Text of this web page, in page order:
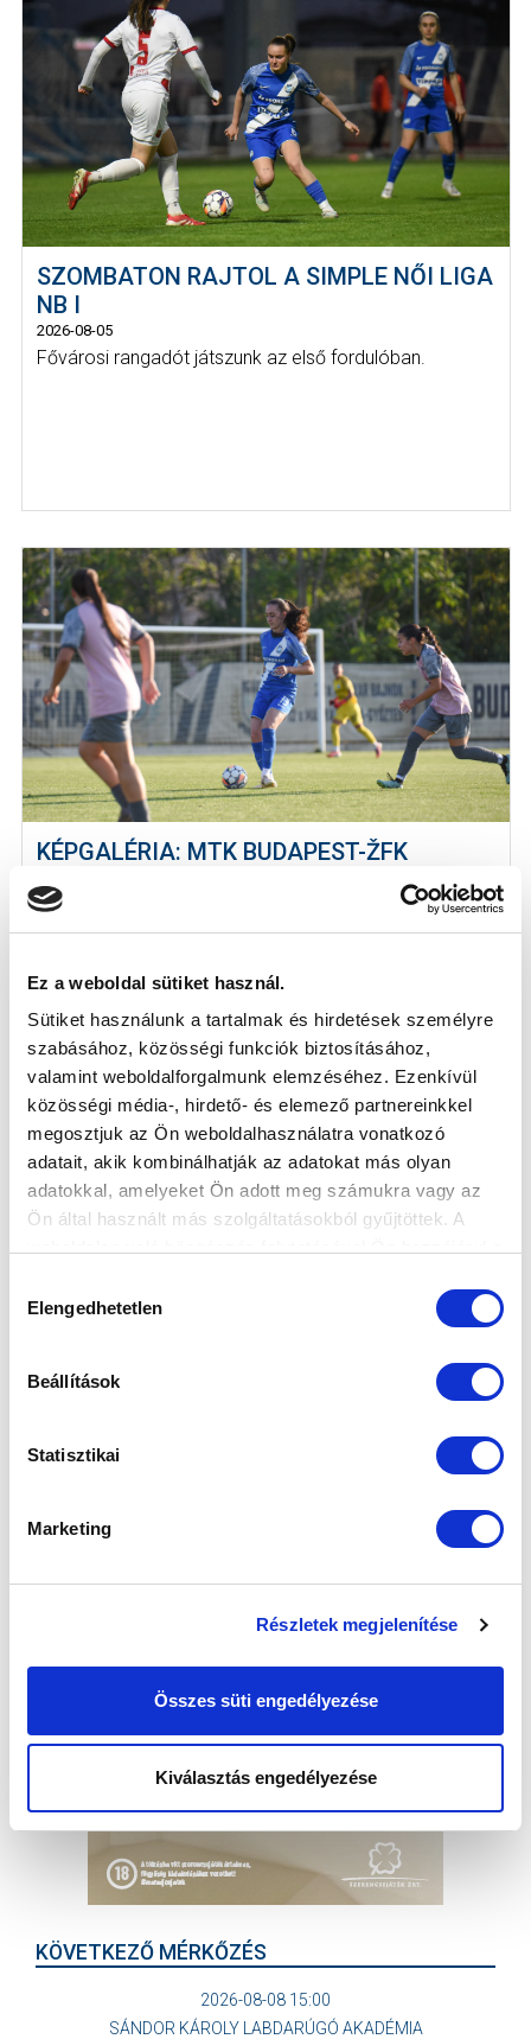
Ez a weboldal sütiket használ.
Sütiket használunk a tartalmak és hirdetések személyre
szabásához, közösségi funkciók biztosításához,
valamint weboldalforgalmunk elemzéséhez. Ezenkívül
közösségi média-, hirdető- és elemező partnereinkkel
megosztjuk az Ön weboldalhasználatra vonatkozó
adatait, akik kombinálhatják az adatokat más olyan
adatokkal, amelyeket Ön adott meg számukra vagy az
Ön által használt más szolgáltatásokból gyűjtöttek. A
kiválasztása
Elengedhetetlen
Beállítások
Statisztikai
Marketing
Részletek megjelenítése
Összes süti engedélyezése
Kiválasztás engedélyezése
SZOMBATON RAJTOL A SIMPLE NŐI LIGA
NB I
2026-08-05
Fővárosi rangadót játszunk az első fordulóban.
KÉPGALÉRIA: MTK BUDAPEST-ŽFK
SPARTAK SUBOTICA 4-1
2026-08-03
A szerb bronzérmes elleni sikerrel zártuk a felkészülést.
KÖVETKEZŐ MÉRKŐZÉS
2026-08-08 15:00
SÁNDOR KÁROLY LABDARÚGÓ AKADÉMIA